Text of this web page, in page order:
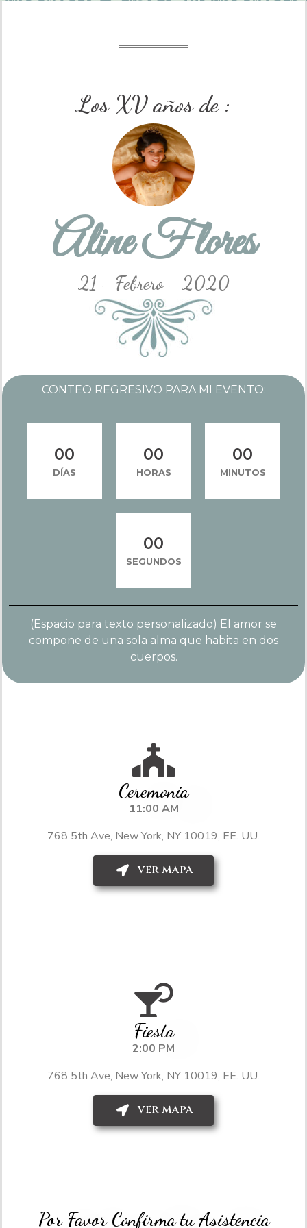
Los XV años de :
Aline Flores
21 - Febrero - 2020
CONTEO REGRESIVO PARA MI EVENTO:
00
DÍAS
00
HORAS
00
MINUTOS
00
SEGUNDOS
(Espacio para texto personalizado) El amor se
compone de una sola alma que habita en dos
cuerpos.
Ceremonia
11:00 AM
768 5th Ave, New York, NY 10019, EE. UU.
VER MAPA
Fiesta
2:00 PM
768 5th Ave, New York, NY 10019, EE. UU.
VER MAPA
Por Favor Confirma tu Asistencia